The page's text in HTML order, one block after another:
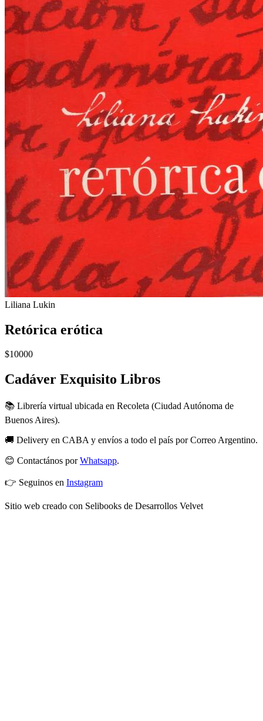
Liliana Lukin
Retórica erótica
$10000
Cadáver Exquisito Libros
📚 Librería virtual ubicada en Recoleta (Ciudad Autónoma de
Buenos Aires).
🚚 Delivery en CABA y envíos a todo el país por Correo Argentino.
😊 Contactános porWhatsapp.
👉 Seguinos en Instagram
Sitio web creado con Selibooks de Desarrollos Velvet